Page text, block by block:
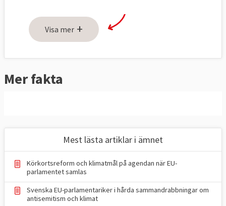
EU-länderna har över tid gett
Europaparlamentet mera makt och
lagstiftningsområden
EU-ländernas regeringar och
Europaparlamentarikerna måste vara överens
för att ett förslag ska kunna bli EU-lag men
det finns områden som skattepolitik och
utrikespolitik där medlemsländerna har
vetorätt och eventuella beslut tas av
Visa mer +
Mer fakta
Mest lästa artiklar i ämnet
Körkortsreform och klimatmål på agendan när EU-
parlamentet samlas
Svenska EU-parlamentariker i hårda sammandrabbningar om
antisemitism och klimat